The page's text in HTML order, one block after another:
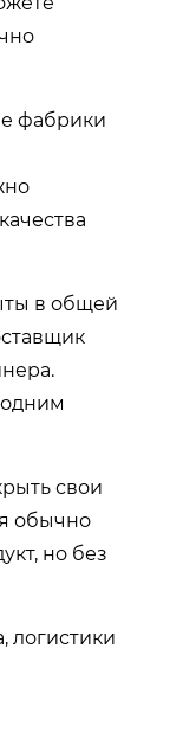
фабрики
в общей
одним
свои
обычно
но без
логистики